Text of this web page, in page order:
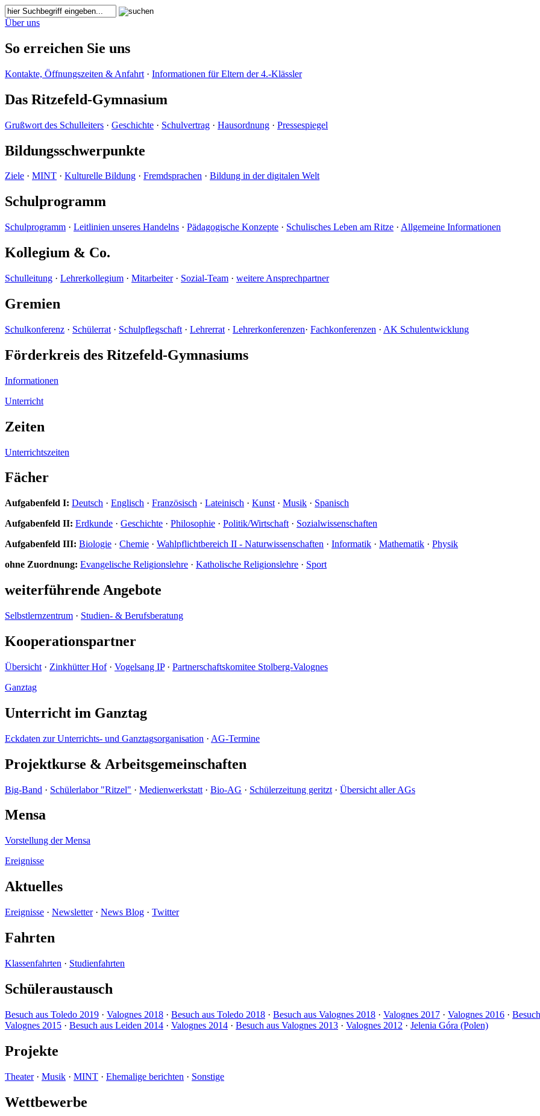
Über uns
So erreichen Sie uns
Kontakte, Öffnungszeiten & Anfahrt · Informationen für Eltern der 4.-Klässler
Das Ritzefeld-Gymnasium
Grußwort des Schulleiters · Geschichte · Schulvertrag · Hausordnung · Pressespiegel
Bildungsschwerpunkte
Ziele · MINT · Kulturelle Bildung · Fremdsprachen · Bildung in der digitalen Welt
Schulprogramm
Schulprogramm · Leitlinien unseres Handelns · Pädagogische Konzepte · Schulisches Leben am Ritze · Allgemeine Informationen
Kollegium & Co.
Schulleitung · Lehrerkollegium · Mitarbeiter· Sozial-Team · weitere Ansprechpartner
Gremien
Schulkonferenz · Schülerrat · Schulpflegschaft · Lehrerrat · Lehrerkonferenzen· Fachkonferenzen · AK Schulentwicklung
Förderkreis des Ritzefeld-Gymnasiums
Informationen
Unterricht
Zeiten
Unterrichtszeiten
Fächer
Aufgabenfeld I: Deutsch · Englisch · Französisch · Lateinisch · Kunst · Musik · Spanisch
Aufgabenfeld II: Erdkunde · Geschichte · Philosophie · Politik/Wirtschaft · Sozialwissenschaften
Aufgabenfeld III: Biologie · Chemie · Wahlpflichtbereich II - Naturwissenschaften · Informatik · Mathematik · Physik
ohne Zuordnung: Evangelische Religionslehre · Katholische Religionslehre · Sport
weiterführende Angebote
Selbstlernzentrum · Studien- & Berufsberatung
Kooperationspartner
Übersicht · Zinkhütter Hof· Vogelsang IP· Partnerschaftskomitee Stolberg-Valognes
Ganztag
Unterricht im Ganztag
Eckdaten zur Unterrichts- und Ganztagsorganisation · AG-Termine
Projektkurse & Arbeitsgemeinschaften
Big-Band · Schülerlabor "Ritzel" · Medienwerkstatt · Bio-AG · Schülerzeitung geritzt · Übersicht aller AGs
Mensa
Vorstellung der Mensa
Ereignisse
Aktuelles
Ereignisse · Newsletter· News Blog · Twitter
Fahrten
Klassenfahrten · Studienfahrten
Schüleraustausch
Besuch aus Toledo 2019 · Valognes 2018 · Besuch aus Toledo 2018 · Besuch aus Valognes 2018 · Valognes 2017 · Valognes 2016 ·
Valognes 2015 · Besuch aus Leiden 2014 · Valognes 2014 · Besuch aus Valognes 2013 · Valognes 2012 · Jelenia Góra (Polen)
Projekte
Theater· Musik · MINT · Ehemalige berichten · Sonstige
Wettbewerbe